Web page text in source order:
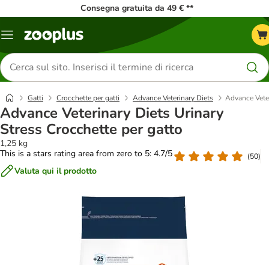
Consegna gratuita da 49 € **
Overview
Cerca
prodotti
Gatti Crocchette per gatti Advance Veterinary Diets Advance
Advance Veterinary Diets Urinary
Stress Crocchette per gatto
1,25 kg
This is a stars rating area from zero to 5: 4.7/5
(50)
Valuta qui il prodotto